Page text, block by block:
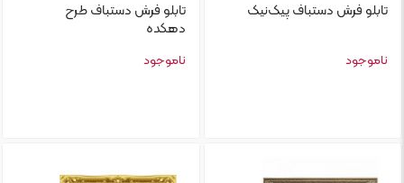
تابلو‌ فرش دستباف پیک‌نیک
ناموجود
تابلو‌ فرش دستباف طرح
دهکده
ناموجود